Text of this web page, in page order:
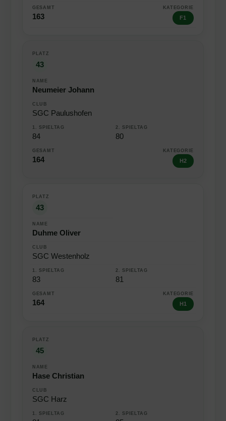
163 F1
43
Neumeier Johann
SGC Paulushofen
84 80
164 H2
43
Duhme Oliver
SGC Westenholz
83 81
164 H1
45
Hase Christian
SGC Harz